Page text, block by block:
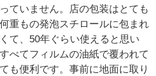
ていません。店の包装はとても
重もの発泡スチロールに包まれ
て、50年ぐらい使えると思い
べてフィルムの油紙で覆われて
も便利です。事前に地面に取り